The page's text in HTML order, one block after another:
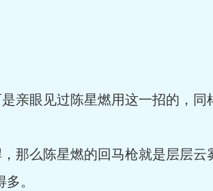
眼见过陈星燃用这一招的，同
么陈星燃的回马枪就是层层云
。